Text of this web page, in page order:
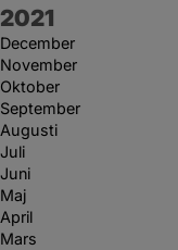
År:
2021
December
November
Oktober
September
Augusti
Juli
Juni
Maj
April
Mars